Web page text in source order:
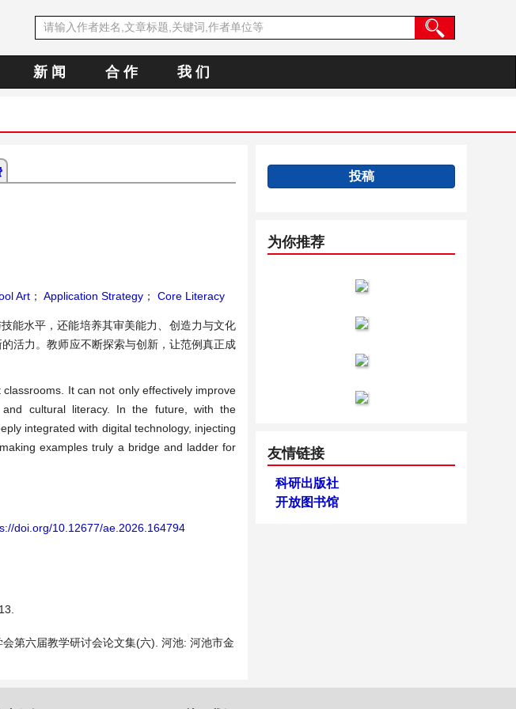
新 闻 合 作 我 们
Art ； Application Strategy ； Core Literacy
能水平，还能培养其审美能力、创造力与文化
活力。教师应不断探索与创新，让范例真正成
It can not only effectively improve
and cultural literacy. In the future, with the
integrated with digital technology, injecting
examples truly a bridge and ladder for
doi.org/10.12677/ae.2026.164794
第六届教学研讨会论文集(六). 河池: 河池市金
投稿
为你推荐
友情链接
科研出版社
开放图书馆